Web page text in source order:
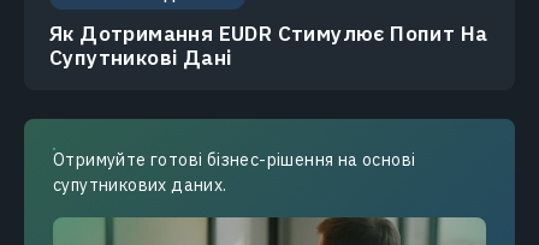
Як Дотримання EUDR Стимулює Попит На
Супутникові Дані
Отримуйте готові бізнес-рішення на основі
супутникових даних.